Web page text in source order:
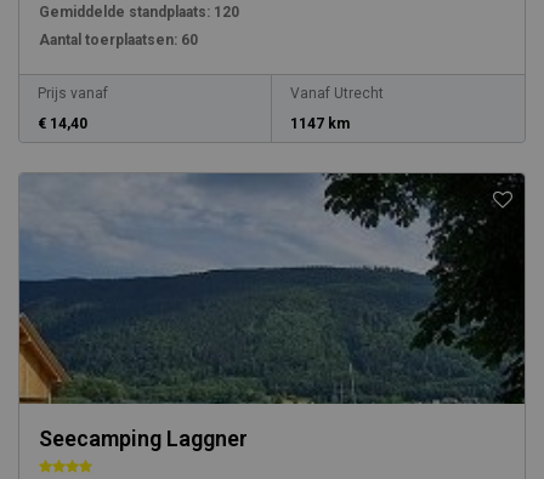
Gemiddelde standplaats: 120
Aantal toerplaatsen: 60
Prijs vanaf
€ 14,40
Vanaf Utrecht
1147 km
Seecamping Laggner